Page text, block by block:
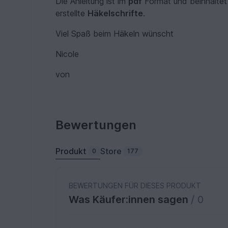
erstellte Häkelschrifte.
Viel Spaß beim Häkeln wünscht
Nicole
von
Bewertungen
Produkt 0 Store 177
BEWERTUNGEN FÜR DIESES PRODUKT
Was Käufer:innen sagen / 0